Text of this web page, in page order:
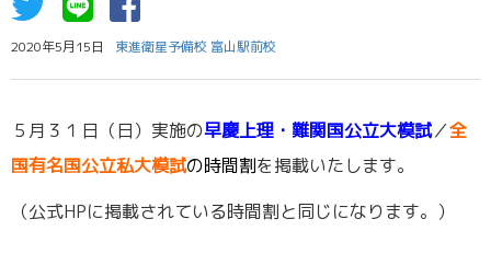
2020年5月15日 東進衛星予備校 富山駅前校
５月３１日（日）実施の早慶上理・難関国公立大模試／全
国有名国公立私大模試の時間割を掲載いたします。
（公式HPに掲載されている時間割と同じになります。）